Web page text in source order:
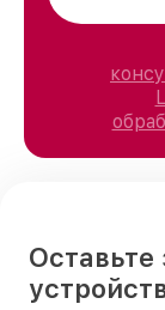
Оставьте